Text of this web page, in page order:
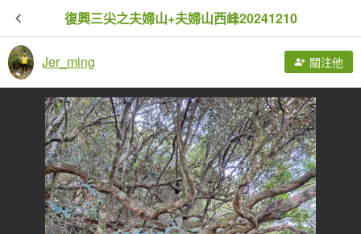
復興三尖之夫婦山+夫婦山西峰20241210
Jer_ming 關注他